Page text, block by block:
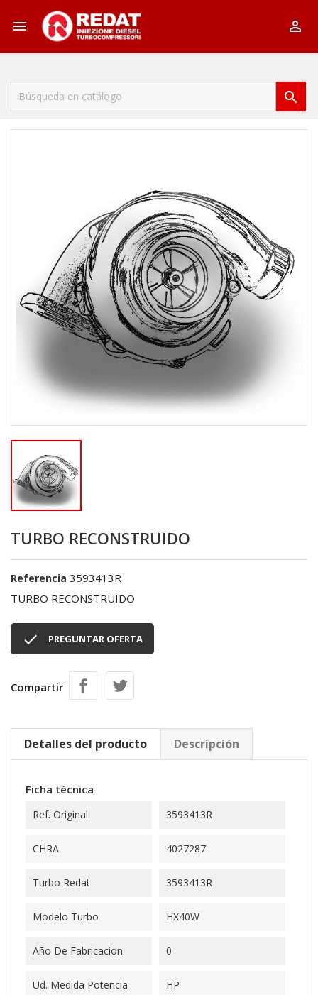
 

TURBO RECONSTRUIDO
Referencia 3593413R
TURBO RECONSTRUIDO
 PREGUNTAR OFERTA
Compartir
Detalles del producto Descripción
Ficha técnica
Ref. Original 3593413R
CHRA 4027287
Turbo Redat 3593413R
Modelo Turbo HX40W
Año De Fabricacion 0
Ud. Medida Potencia HP